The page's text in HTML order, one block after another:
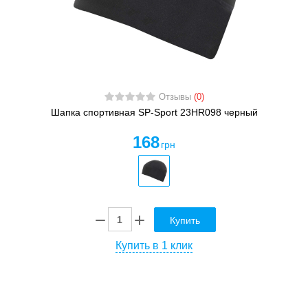
Отзывы (0)
Шапка спортивная SP-Sport 23HR098 черный
168 грн
Купить
Купить в 1 клик